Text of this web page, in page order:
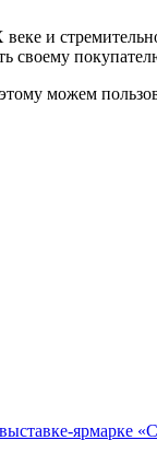
и
своему
можем
ярмарке